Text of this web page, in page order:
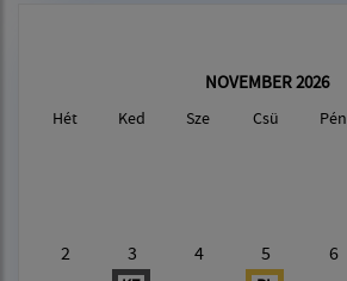
NOVEMBER 2026
Hét Ked Sze Csü Pén
2 3 4 5 6